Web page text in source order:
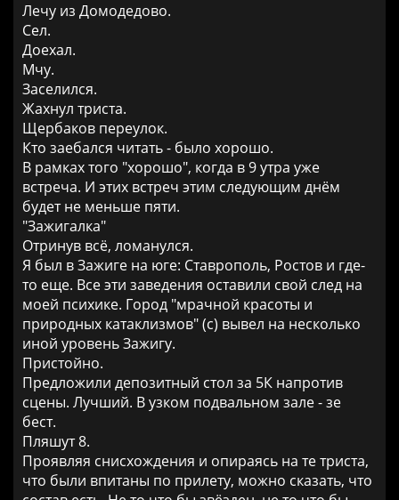
Лечу из Домодедово.
Сел.
Доехал.
Мчу.
Заселился.
Жахнул триста.
Щербаков переулок.
Кто заебался читать - было хорошо.
В рамках того "хорошо", когда в 9 утра уже
встреча. И этих встреч этим следующим днём
будет не меньше пяти.
"Зажигалка"
Отринув всё, ломанулся.
Я был в Зажиге на юге: Ставрополь, Ростов и где-
то еще. Все эти заведения оставили свой след на
моей психике. Город "мрачной красоты и
природных катаклизмов" (с) вывел на несколько
иной уровень Зажигу.
Пристойно.
Предложили депозитный стол за 5К напротив
сцены. Лучший. В узком подвальном зале - зе
бест.
Пляшут 8.
Проявляя снисхождения и опираясь на те триста,
что были впитаны по прилету, можно сказать, что